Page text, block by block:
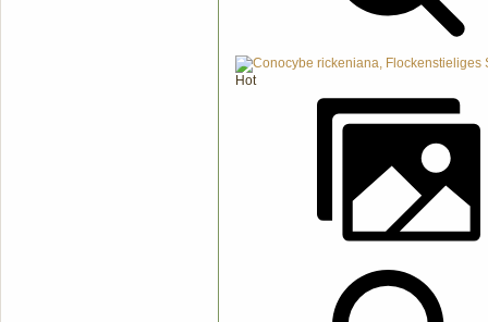
Hot